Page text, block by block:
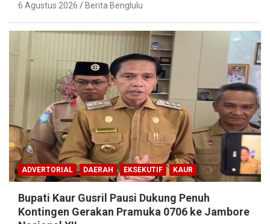
6 Agustus 2026 Berita Benglulu
ADVERTORIAL DAERAH EKSEKUTIF KAUR
Bupati Kaur Gusril Pausi Dukung Penuh
Kontingen Gerakan Pramuka 0706 ke Jambore